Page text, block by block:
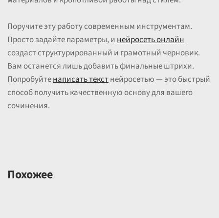
Поручите эту работу современным инструментам.
Просто задайте параметры, инейросеть онлайн
создаст структурированный и грамотный черновик.
Вам останется лишь добавить финальные штрихи.
Попробуйтенаписать текстнейросетью — это быстрый
способ получить качественную основу для вашего
сочинения.
Похожее